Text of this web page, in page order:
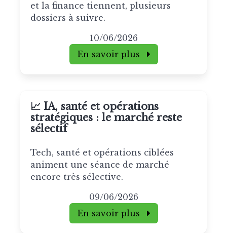
et la finance tiennent, plusieurs
dossiers à suivre.
10/06/2026
En savoir plus
📈 IA, santé et opérations
stratégiques : le marché reste
sélectif
Tech, santé et opérations ciblées
animent une séance de marché
encore très sélective.
09/06/2026
En savoir plus